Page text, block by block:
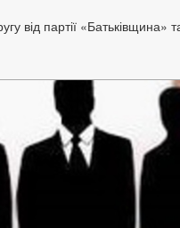
від партії «Батьківщина»